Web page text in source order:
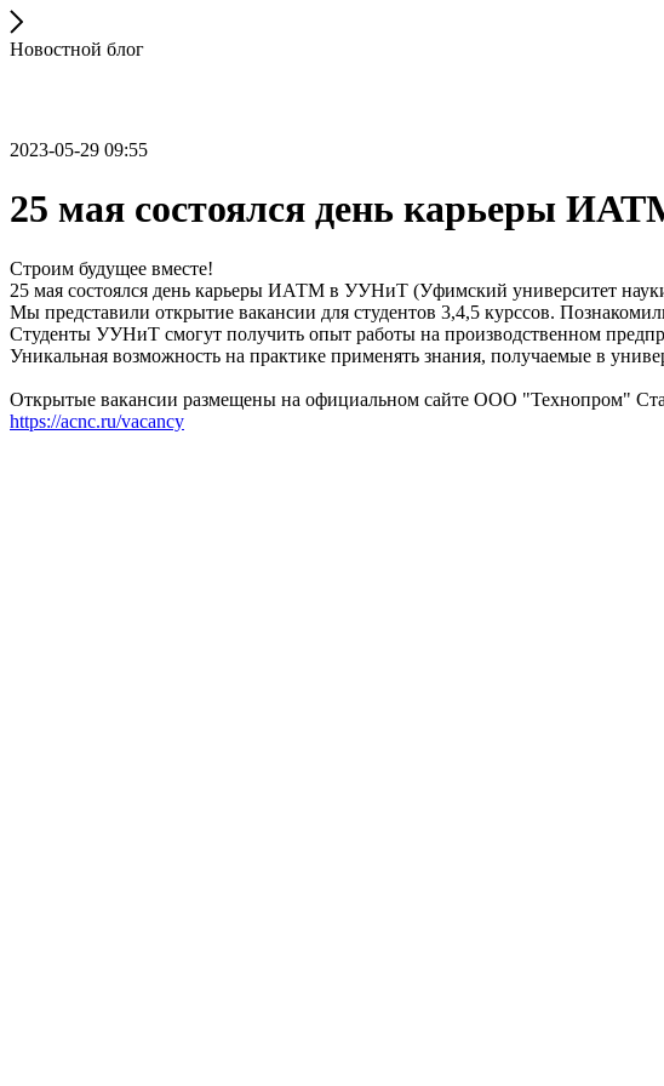
Новостной блог
2023-05-29 09:55
25 мая состоялся день карьеры
Строим будущее вместе!
25 мая состоялся день карьеры ИАТМ в УУНиТ (Уфимский университет
Мы представили открытие вакансии для студентов 3,4,5 курссов.
Студенты УУНиТ смогут получить опыт работы на производственном
Уникальная возможность на практике применять знания, получаемые в
Открытые вакансии размещены на официальном сайте ООО "Технопром"
https://acnc.ru/vacancy